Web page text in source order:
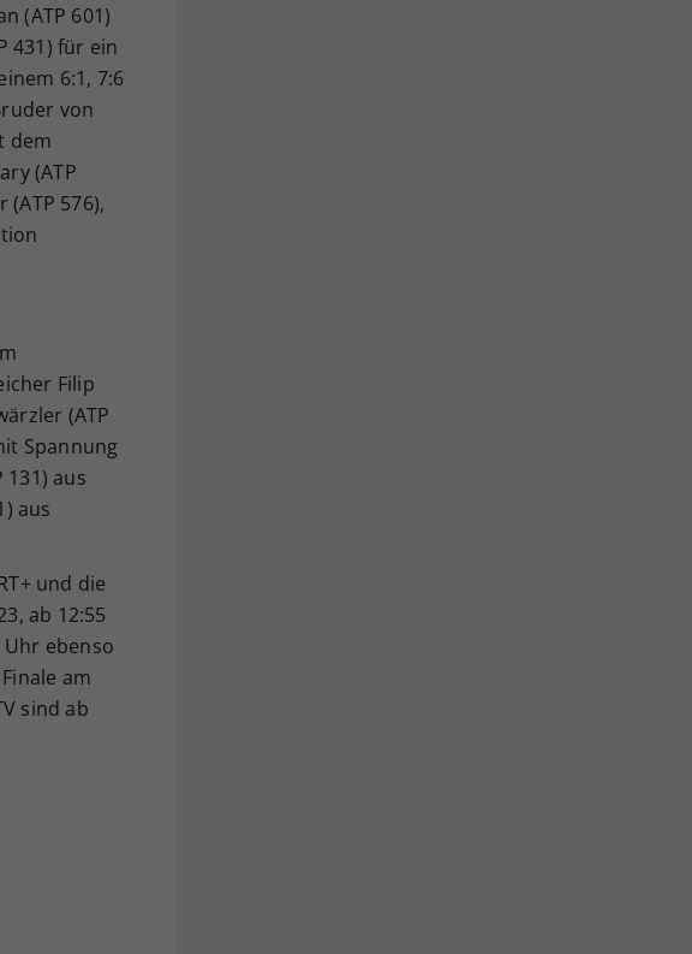
(ATP 601)
431) für ein
6:1, 7:6
von
dem
(ATP
576),
Filip
(ATP
Spannung
aus
aus
und die
ab 12:55
ebenso
am
sind ab